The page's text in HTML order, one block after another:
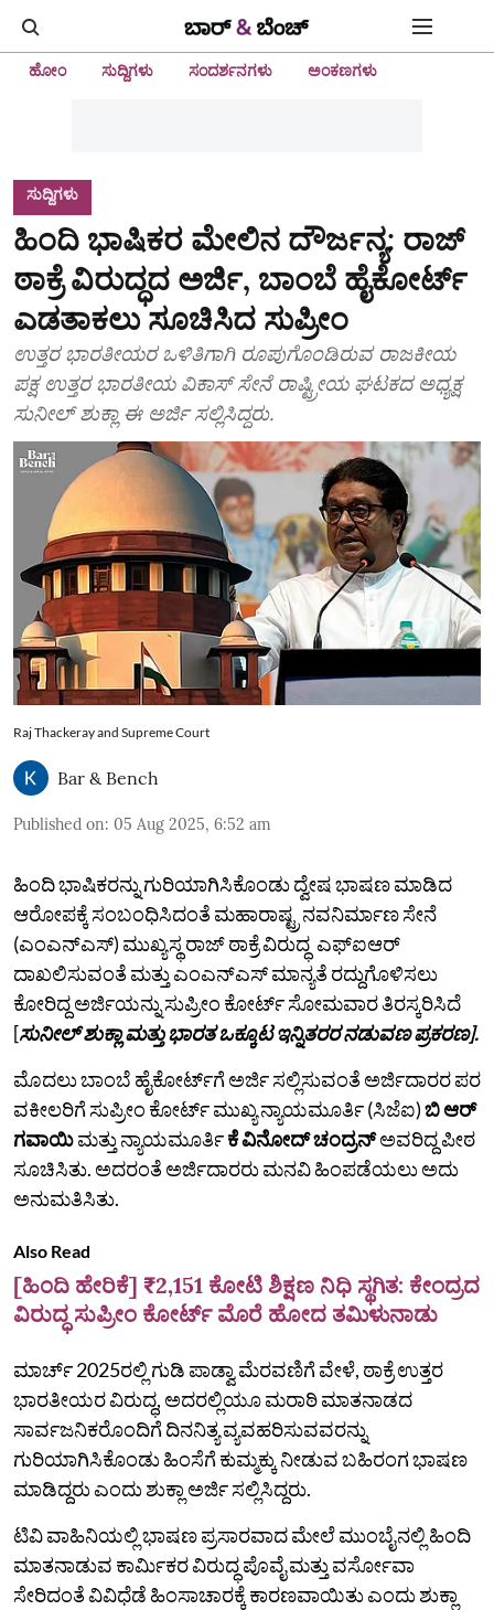
ಹೋಂ ಸುದ್ದಿಗಳು ಸಂದರ್ಶನಗಳು ಅಂಕಣಗಳು
ಸುದ್ದಿಗಳು
ಹಿಂದಿ ಭಾಷಿಕರ ಮೇಲಿನ ದೌರ್ಜನ್ಯ: ರಾಜ್
ಠಾಕ್ರೆ ವಿರುದ್ಧದ ಅರ್ಜಿ, ಬಾಂಬೆ ಹೈಕೋರ್ಟ್‌
ಎಡತಾಕಲು ಸೂಚಿಸಿದ ಸುಪ್ರೀಂ
ಉತ್ತರ ಭಾರತೀಯರ ಒಳಿತಿಗಾಗಿ ರೂಪುಗೊಂಡಿರುವ ರಾಜಕೀಯ
ಪಕ್ಷ ಉತ್ತರ ಭಾರತೀಯ ವಿಕಾಸ್ ಸೇನೆ ರಾಷ್ಟ್ರೀಯ ಘಟಕದ ಅಧ್ಯಕ್ಷ
ಸುನೀಲ್ ಶುಕ್ಲಾ ಈ ಅರ್ಜಿ ಸಲ್ಲಿಸಿದ್ದರು.
Raj Thackeray and Supreme Court
Bar & Bench
Published on: 05 Aug 2025, 6:52 am
ಹಿಂದಿ ಭಾಷಿಕರನ್ನು ಗುರಿಯಾಗಿಸಿಕೊಂಡು ದ್ವೇಷ ಭಾಷಣ ಮಾಡಿದ
ಆರೋಪಕ್ಕೆ ಸಂಬಂಧಿಸಿದಂತೆ ಮಹಾರಾಷ್ಟ್ರ ನವನಿರ್ಮಾಣ ಸೇನೆ
(ಎಂಎನ್‌ಎಸ್) ಮುಖ್ಯಸ್ಥ ರಾಜ್ ಠಾಕ್ರೆ ವಿರುದ್ಧ ಎಫ್‌ಐಆರ್
ದಾಖಲಿಸುವಂತೆ ಮತ್ತು ಎಂಎನ್‌ಎಸ್‌ ಮಾನ್ಯತೆ ರದ್ದುಗೊಳಿಸಲು
ಕೋರಿದ್ದ ಅರ್ಜಿಯನ್ನು ಸುಪ್ರೀಂ ಕೋರ್ಟ್ ಸೋಮವಾರ ತಿರಸ್ಕರಿಸಿದೆ
[ಸುನೀಲ್ ಶುಕ್ಲಾ ಮತ್ತು ಭಾರತ ಒಕ್ಕೂಟ ಇನ್ನಿತರರ ನಡುವಣ ಪ್ರಕರಣ].
ಮೊದಲು ಬಾಂಬೆ ಹೈಕೋರ್ಟ್‌ಗೆ ಅರ್ಜಿ ಸಲ್ಲಿಸುವಂತೆ ಅರ್ಜಿದಾರರ ಪರ
ವಕೀಲರಿಗೆ ಸುಪ್ರೀಂ ಕೋರ್ಟ್‌ ಮುಖ್ಯ ನ್ಯಾಯಮೂರ್ತಿ (ಸಿಜೆಐ)ಬಿ ಆರ್
ಗವಾಯಿಮತ್ತು ನ್ಯಾಯಮೂರ್ತಿಕೆ ವಿನೋದ್ ಚಂದ್ರನ್ಅವರಿದ್ದ ಪೀಠ
ಸೂಚಿಸಿತು. ಅದರಂತೆ ಅರ್ಜಿದಾರರು ಮನವಿ ಹಿಂಪಡೆಯಲು ಅದು
ಅನುಮತಿಸಿತು.
Also Read
[ಹಿಂದಿ ಹೇರಿಕೆ] ₹2,151 ಕೋಟಿ ಶಿಕ್ಷಣ ನಿಧಿ ಸ್ಥಗಿತ: ಕೇಂದ್ರದ
ವಿರುದ್ಧ ಸುಪ್ರೀಂ ಕೋರ್ಟ್ ಮೊರೆ ಹೋದ ತಮಿಳುನಾಡು
ಮಾರ್ಚ್ 2025ರಲ್ಲಿ ಗುಡಿ ಪಾಡ್ವಾ ಮೆರವಣಿಗೆ ವೇಳೆ, ಠಾಕ್ರೆ ಉತ್ತರ
ಭಾರತೀಯರ ವಿರುದ್ಧ, ಅದರಲ್ಲಿಯೂ ಮರಾಠಿ ಮಾತನಾಡದ
ಸಾರ್ವಜನಿಕರೊಂದಿಗೆ ದಿನನಿತ್ಯ ವ್ಯವಹರಿಸುವವರನ್ನು
ಗುರಿಯಾಗಿಸಿಕೊಂಡು ಹಿಂಸೆಗೆ ಕುಮ್ಮಕ್ಕು ನೀಡುವ ಬಹಿರಂಗ ಭಾಷಣ
ಮಾಡಿದ್ದರು ಎಂದು ಶುಕ್ಲಾ ಅರ್ಜಿ ಸಲ್ಲಿಸಿದ್ದರು.
ಟಿವಿ ವಾಹಿನಿಯಲ್ಲಿ ಭಾಷಣ ಪ್ರಸಾರವಾದ ಮೇಲೆ ಮುಂಬೈನಲ್ಲಿ ಹಿಂದಿ
ಮಾತನಾಡುವ ಕಾರ್ಮಿಕರ ವಿರುದ್ಧ ಪೊವೈ ಮತ್ತು ವರ್ಸೋವಾ
ಸೇರಿದಂತೆ ವಿವಿಧೆಡೆ ಹಿಂಸಾಚಾರಕ್ಕೆ ಕಾರಣವಾಯಿತು ಎಂದು ಶುಕ್ಲಾ